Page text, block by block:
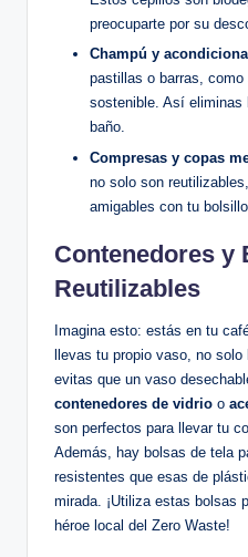
preocuparte por su
Champú y
pastillas o barras,
sostenible. Así
baño.
Compresas y copas
no solo son
amigables con tu
Contenedores y
Reutilizables
Imagina esto: estás en tu
llevas tu propio vaso, no
evitas que un vaso
contenedores de vidrio o
son perfectos para llevar tu
Además, hay bolsas de tela
resistentes que esas de
mirada. ¡Utiliza estas bolsas
héroe local del Zero Waste!